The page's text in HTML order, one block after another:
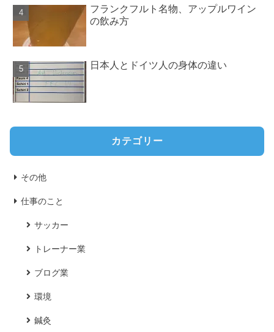
フランクフルト名物、アップルワイン
の飲み方
日本人とドイツ人の身体の違い
カテゴリー
その他
仕事のこと
サッカー
トレーナー業
ブログ業
環境
鍼灸